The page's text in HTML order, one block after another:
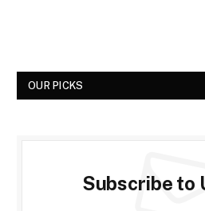
OUR PICKS
Subscribe to